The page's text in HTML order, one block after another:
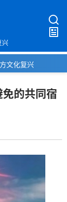
兴
文化复兴
的共同宿